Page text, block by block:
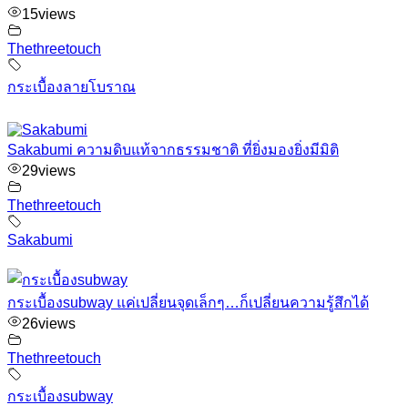
15views
Thethreetouch
กระเบื้องลายโบราณ
Sakabumi ความดิบแท้จากธรรมชาติ ที่ยิ่งมองยิ่งมีมิติ
29views
Thethreetouch
Sakabumi
กระเบื้องsubway แค่เปลี่ยนจุดเล็กๆ…ก็เปลี่ยนความรู้สึกได้
26views
Thethreetouch
กระเบื้องsubway